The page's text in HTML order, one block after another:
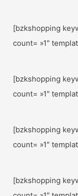
[bzkshopping
count= »1″
[bzkshopping
count= »1″
[bzkshopping
count= »1″
[bzkshopping